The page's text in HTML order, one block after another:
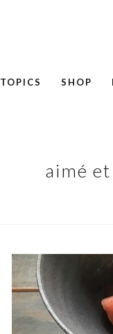
TOPICS
SHOP
aimé